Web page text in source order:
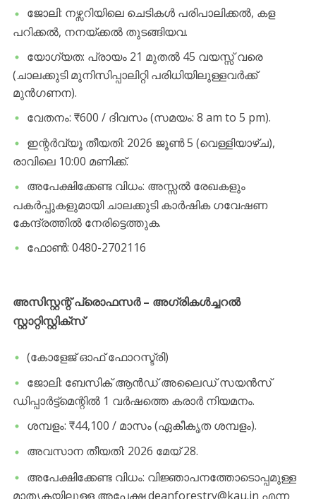
​ജോലി: നഴ്സറിയിലെ ചെടികൾ പരിപാലിക്കൽ, കള
പറിക്കൽ, നനയ്ക്കൽ തുടങ്ങിയവ.
​യോഗ്യത: പ്രായം 21 മുതൽ 45 വയസ്സ് വരെ
(ചാലക്കുടി മുനിസിപ്പാലിറ്റി പരിധിയിലുള്ളവർക്ക്
മുൻഗണന).
​വേതനം: ₹600 / ദിവസം (സമയം: 8 am to 5 pm).
​ഇന്റർവ്യൂ തീയതി: 2026 ജൂൺ 5 (വെള്ളിയാഴ്ച),
രാവിലെ 10:00 മണിക്ക്.
​അപേക്ഷിക്കേണ്ട വിധം: അസ്സൽ രേഖകളും
പകർപ്പുകളുമായി ചാലക്കുടി കാർഷിക ഗവേഷണ
കേന്ദ്രത്തിൽ നേരിട്ടെത്തുക.
​ഫോൺ: 0480-2702116
അസിസ്റ്റന്റ് പ്രൊഫസർ – അഗ്രികൾച്ചറൽ
സ്റ്റാറ്റിസ്റ്റിക്സ്
(കോളേജ് ഓഫ് ഫോറസ്ട്രി)
​ജോലി: ബേസിക് ആൻഡ് അലൈഡ് സയൻസ്
ഡിപ്പാർട്ട്മെന്റിൽ 1 വർഷത്തെ കരാർ നിയമനം.
​ശമ്പളം: ₹44,100 / മാസം (ഏകീകൃത ശമ്പളം).
​അവസാന തീയതി: 2026 മേയ് 28.
​അപേക്ഷിക്കേണ്ട വിധം: വിജ്ഞാപനത്തോടൊപ്പമുള്ള
മാതൃകയിലുള്ള അപേക്ഷ deanforestry@kau.in എന്ന